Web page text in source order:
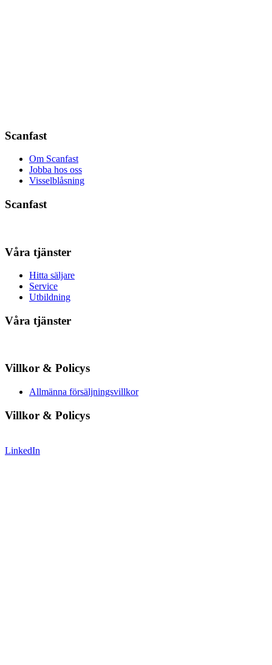
Scanfast
Om Scanfast
Jobba hos oss
Visselblåsning
Scanfast
Våra tjänster
Hitta säljare
Service
Utbildning
Våra tjänster
Villkor & Policys
Allmänna försäljningsvillkor
Villkor & Policys
LinkedIn